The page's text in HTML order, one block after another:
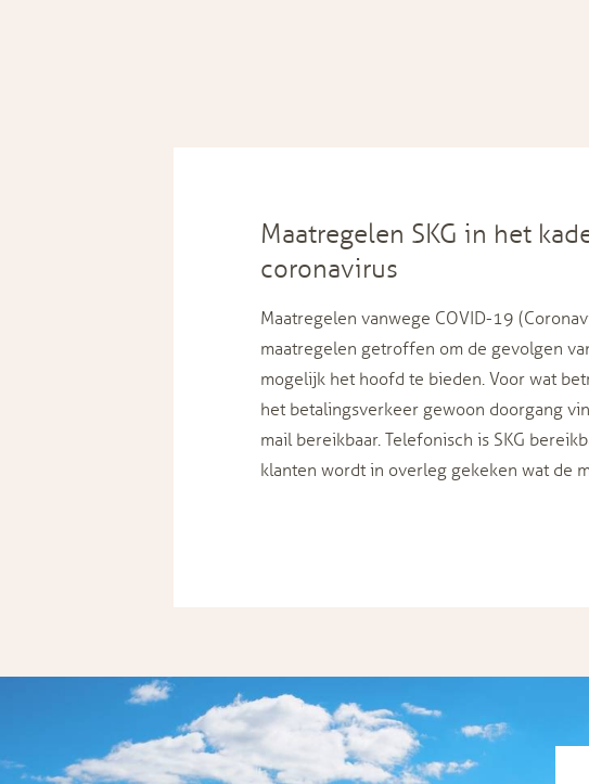
Maatregelen SKG in het
coronavirus
Maatregelen vanwege COVID-19
maatregelen getroffen om de gevolgen
mogelijk het hoofd te bieden. Voor wat
het betalingsverkeer gewoon doorgang
mail bereikbaar. Telefonisch is SKG
klanten wordt in overleg gekeken wat de